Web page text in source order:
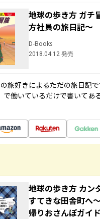
地球の歩き方 ガチ
方社員の旅日記～
D-Books
2018.04.12 発売
旅好きによるただの旅日記
で働いているだけで書いてあ
地球の歩き方 カン
すてきな田舎町へ
帰りおさんぽガイ